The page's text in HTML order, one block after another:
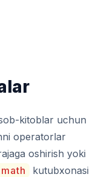
kitoblar uchun
operatorlar
oshirish yoki
kutubxonasi